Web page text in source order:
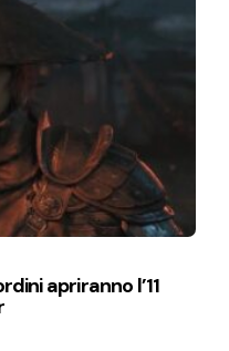
apriranno l’11